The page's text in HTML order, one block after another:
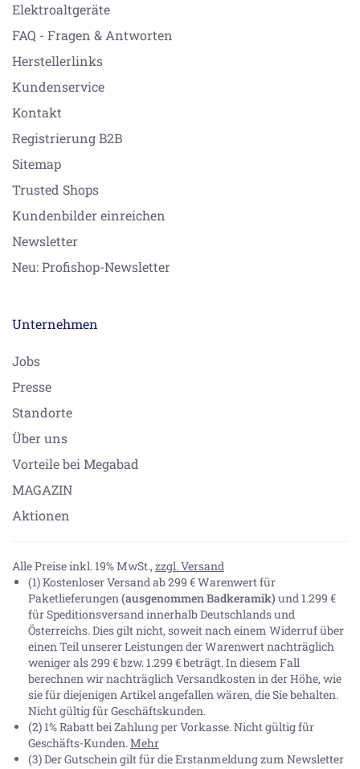
Elektroaltgeräte
FAQ - Fragen & Antworten
Herstellerlinks
Kundenservice
Kontakt
Registrierung B2B
Sitemap
Trusted Shops
Kundenbilder einreichen
Newsletter
Neu: Profishop-Newsletter
Unternehmen
Jobs
Presse
Standorte
Über uns
Vorteile bei Megabad
MAGAZIN
Aktionen
Alle Preise inkl. 19% MwSt., zzgl. Versand
(1) Kostenloser Versand ab 299 € Warenwert für
Paketlieferungen(ausgenommen Badkeramik) und 1.299 €
für Speditionsversand innerhalb Deutschlands und
Österreichs. Dies gilt nicht, soweit nach einem Widerruf über
einen Teil unserer Leistungen der Warenwert nachträglich
weniger als 299 € bzw. 1.299 € beträgt. In diesem Fall
berechnen wir nachträglich Versandkosten in der Höhe, wie
sie für diejenigen Artikel angefallen wären, die Sie behalten.
Nicht gültig für Geschäftskunden.
(2) 1% Rabatt bei Zahlung per Vorkasse. Nicht gültig für
Geschäfts-Kunden.Mehr
(3) Der Gutschein gilt für die Erstanmeldung zum Newsletter